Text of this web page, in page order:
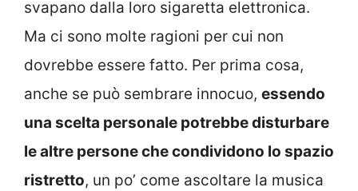
svapano dalla loro sigaretta elettronica.
Ma ci sono molte ragioni per cui non
dovrebbe essere fatto. Per prima cosa,
anche se può sembrare innocuo, essendo
una scelta personale potrebbe disturbare
le altre persone che condividono lo spazio
ristretto, un po’ come ascoltare la musica